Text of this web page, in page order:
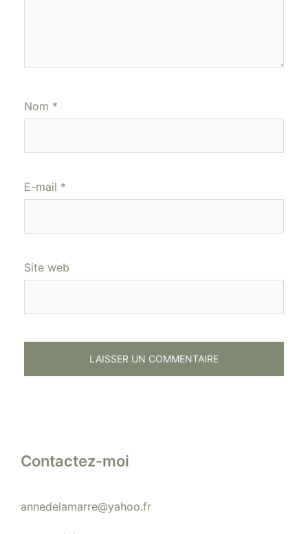
Nom *
E-mail *
Site web
Contactez-moi
annedelamarre@yahoo.fr